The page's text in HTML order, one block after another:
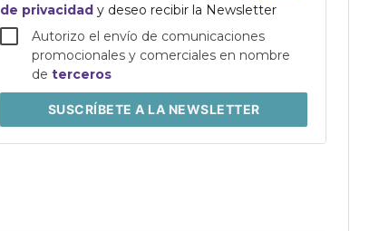
de privacidady deseo recibir la Newsletter
Autorizo el envío de comunicaciones
promocionales y comerciales en nombre
deterceros
SUSCRÍBETEA LA NEWSLETTER